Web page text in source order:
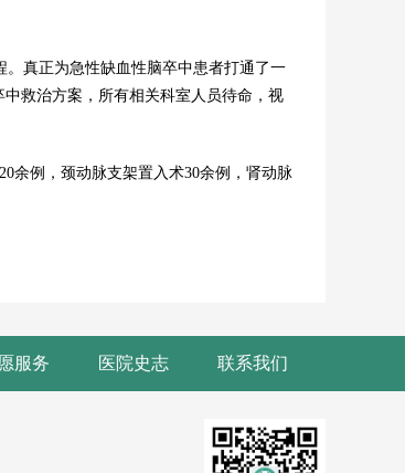
真正为急性缺血性脑卒中患者打通了一
救治方案，所有相关科室人员待命，视
余例，颈动脉支架置入术30余例，肾动脉
服务 医院史志 联系我们